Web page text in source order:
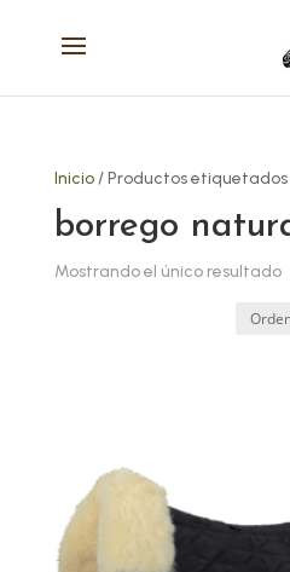
Inicio/ Productos etiquetados
borrego
Mostrando el único resultado